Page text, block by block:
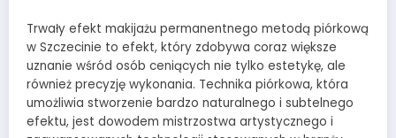
Trwały efekt makijażu permanentnego metodą piórkową
w Szczecinie to efekt, który zdobywa coraz większe
uznanie wśród osób ceniących nie tylko estetykę, ale
również precyzję wykonania. Technika piórkowa, która
umożliwia stworzenie bardzo naturalnego i subtelnego
efektu, jest dowodem mistrzostwa artystycznego i